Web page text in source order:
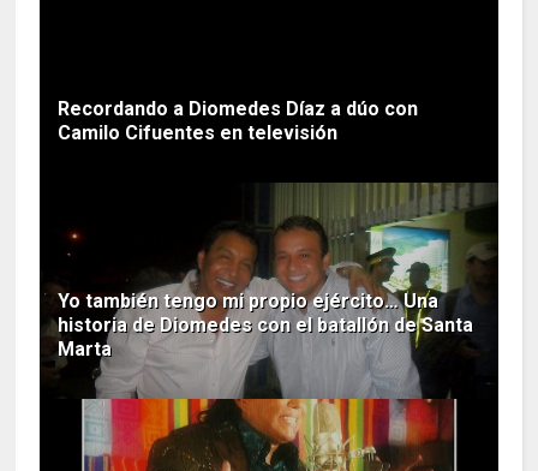
Recordando a Diomedes Díaz a dúo con
Camilo Cifuentes en televisión
Yo también tengo mi propio ejército… Una
historia de Diomedes con el batallón de Santa
Marta